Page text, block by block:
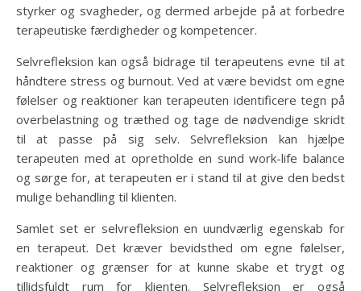
styrker og svagheder, og dermed arbejde på at forbedre
terapeutiske færdigheder og kompetencer.
Selvrefleksion kan også bidrage til terapeutens evne til at
håndtere stress og burnout. Ved at være bevidst om egne
følelser og reaktioner kan terapeuten identificere tegn på
overbelastning og træthed og tage de nødvendige skridt
til at passe på sig selv. Selvrefleksion kan hjælpe
terapeuten med at opretholde en sund work-life balance
og sørge for, at terapeuten er i stand til at give den bedst
mulige behandling til klienten.
Samlet set er selvrefleksion en uundværlig egenskab for
en terapeut. Det kræver bevidsthed om egne følelser,
reaktioner og grænser for at kunne skabe et trygt og
tillidsfuldt rum for klienten. Selvrefleksion er også